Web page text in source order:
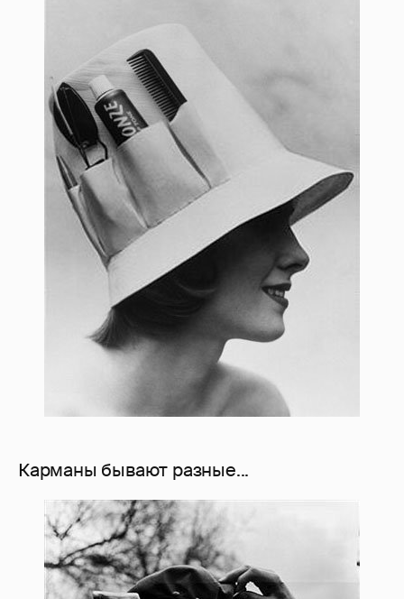
Карманы бывают разные...